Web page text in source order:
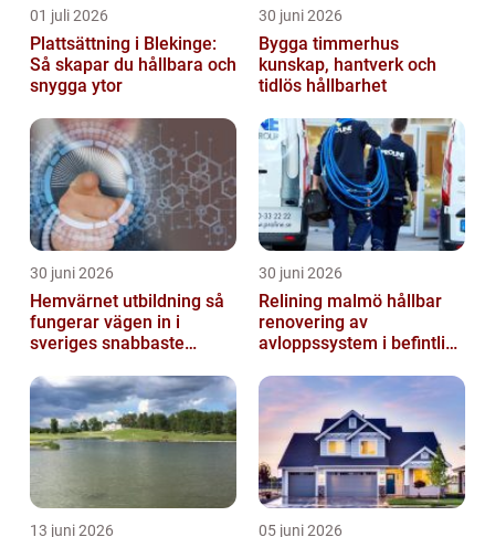
01 juli 2026
Plattsättning i Blekinge:
Så skapar du hållbara och
snygga ytor
30 juni 2026
Bygga timmerhus
kunskap, hantverk och
tidlös hållbarhet
30 juni 2026
Hemvärnet utbildning så
fungerar vägen in i
sveriges snabbaste
30 juni 2026
Relining malmö hållbar
renovering av
avloppssystem i befintliga
13 juni 2026 05 juni 2026